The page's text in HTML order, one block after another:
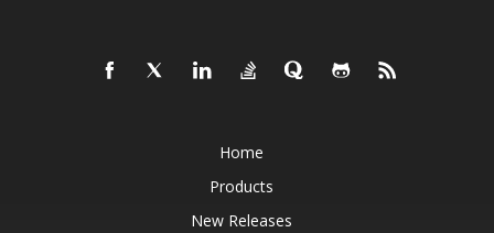
Home
Products
New Releases